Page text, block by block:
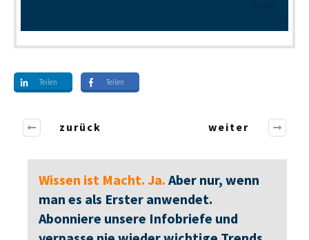
Teilen Teilen
zurück weiter
Wissen ist Macht. Ja. Aber nur, wenn
man es als Erster anwendet.
Abonniere unsere Infobriefe und